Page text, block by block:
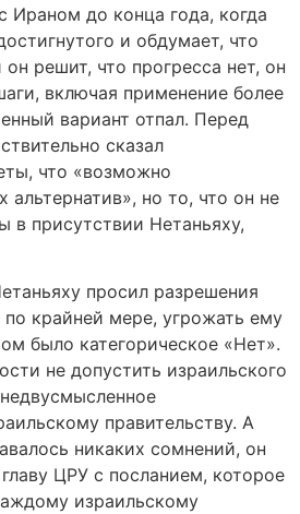
Ираном до конца года, когда
и обдумает, что
решит, что прогресса нет, он
включая применение более
вариант отпал. Перед
сказал
что «возможно
но то, что он не
в присутствии Нетаньяху,
просил разрешения
по крайней мере, угрожать ему
было категорическое «Нет».
не допустить израильского
правительству. А
никаких сомнений, он
ЦРУ с посланием, которое
израильскому